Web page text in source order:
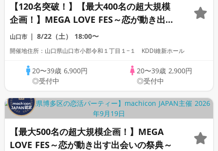
【120名突破！】【最大400名の超大規模
企画！】MEGA LOVE FES～恋が動き出す
出会いの祭典～
山口市 8/22（土） 18:00〜
開催地住所：山口県山口市小郡令和１丁目１−１ KDDI維新ホール
20〜39歳 6,900円
◎受付中
20〜39歳 2,900円
◎受付中
【最大500名の超大規模企画！】MEGA
LOVE FES～恋が動き出す出会いの祭典～